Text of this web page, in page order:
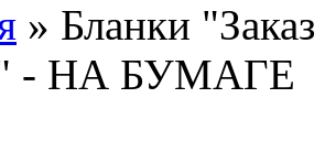
» Бланки
- НА БУМАГЕ